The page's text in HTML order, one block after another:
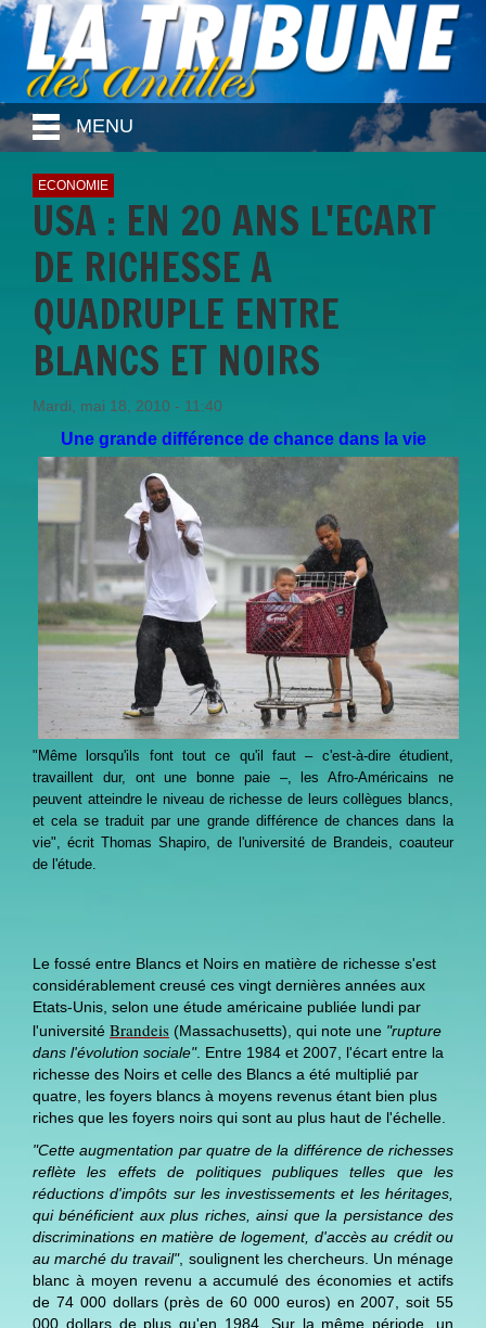
MENU
ECONOMIE
USA : EN 20 ANS L'ECART
DE RICHESSE A
QUADRUPLE ENTRE
BLANCS ET NOIRS
Mardi, mai 18, 2010 - 11:40
Une grande différence de chance dans la vie
"Même lorsqu'ils font tout ce qu'il faut – c'est-à-dire étudient,
travaillent dur, ont une bonne paie –, les Afro-Américains ne
peuvent atteindre le niveau de richesse de leurs collègues blancs,
et cela se traduit par une grande différence de chances dans la
vie", écrit Thomas Shapiro, de l'université de Brandeis, coauteur
de l'étude.
Le fossé entre Blancs et Noirs en matière de richesse s'est
considérablement creusé ces vingt dernières années aux
Etats-Unis, selon une étude américaine publiée lundi par
l'université Brandeis (Massachusetts), qui note une "rupture
dans l'évolution sociale". Entre 1984 et 2007, l'écart entre la
richesse des Noirs et celle des Blancs a été multiplié par
quatre, les foyers blancs à moyens revenus étant bien plus
riches que les foyers noirs qui sont au plus haut de l'échelle.
"Cette augmentation par quatre de la différence de richesses
reflète les effets de politiques publiques telles que les
réductions d'impôts sur les investissements et les héritages,
qui bénéficient aux plus riches, ainsi que la persistance des
discriminations en matière de logement, d'accès au crédit ou
au marché du travail", soulignent les chercheurs. Un ménage
blanc à moyen revenu a accumulé des économies et actifs
de 74 000 dollars (près de 60 000 euros) en 2007, soit 55
000 dollars de plus qu'en 1984. Sur la même période, un